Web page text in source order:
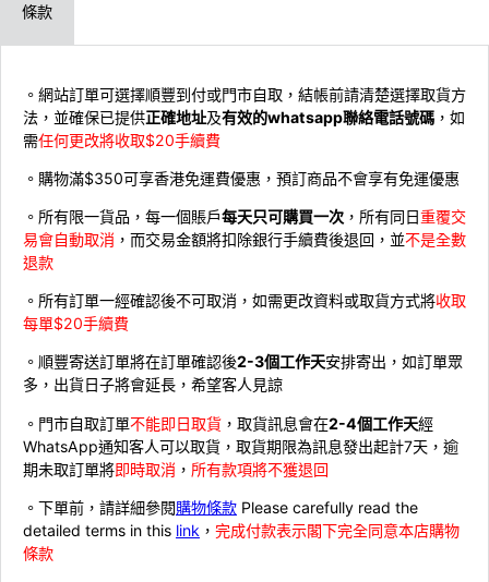
條款
。網站訂單可選擇順豐到付或門市自取，結帳前請清楚選擇取貨方
法，並確保已提供正確地址及有效的whatsapp聯絡電話號碼 ，如
需任何更改將收取$20手續費
。購物滿$350可享香港免運費優惠，預訂商品不會享有免運優惠
。所有限一貨品，每一個賬戶每天只可購買一次 ，所有同日重覆交
易會自動取消 ，而交易金額將扣除銀行手續費後退回，並不是全數
退款
。所有訂單一經確認後不可取消，如需更改資料或取貨方式將收取
每單$20手續費
。順豐寄送訂單將在訂單確認後2-3個工作天安排寄出，如訂單眾
多，出貨日子將會延長，希望客人見諒
。門市自取訂單不能即日取貨 ，取貨訊息會在2-4個工作天經
WhatsApp通知客人可以取貨，取貨期限為訊息發出起計7天，逾
期未取訂單將即時取消 ， 所有款項將不獲退回
。下單前，請詳細參閱購物條款 Please carefully read the
detailed terms in this link ， 完成付款表示閣下完全同意本店購物
條款